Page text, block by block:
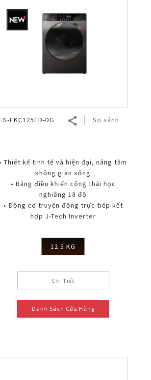
FKC125ED-DG So sánh
• Thiết kế tinh tế và hiện đại, nâng tầm
không gian sống
• Bảng điều khiển công thái học
nghiêng 18 độ
• Động cơ truyền động trực tiếp kết
hợp J-Tech Inverter
12.5 KG
Chi Tiết
Danh Sách Cửa Hàng